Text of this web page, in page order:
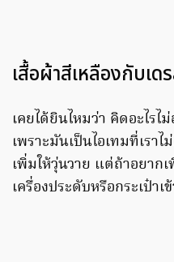
เสื้อผ้าสีเหลืองกับเด
เคยได้ยินไหมว่า คิดอะไร
เพราะมันเป็นไอเทมที่เรา
เพิ่มให้วุ่นวาย แต่ถ้าอยาก
เครื่องประดับหรือกระเป๋า